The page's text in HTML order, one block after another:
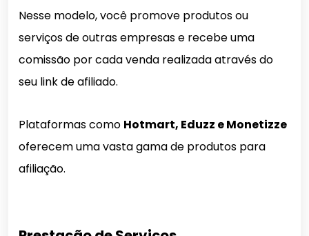
Nesse modelo, você promove produtos ou
serviços de outras empresas e recebe uma
comissão por cada venda realizada através do
seu link de afiliado.
Plataformas como Hotmart, Eduzz e Monetizze
oferecem uma vasta gama de produtos para
afiliação.